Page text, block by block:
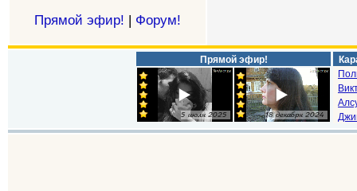
Прямой эфир! | Форум!
Прямой эфир!